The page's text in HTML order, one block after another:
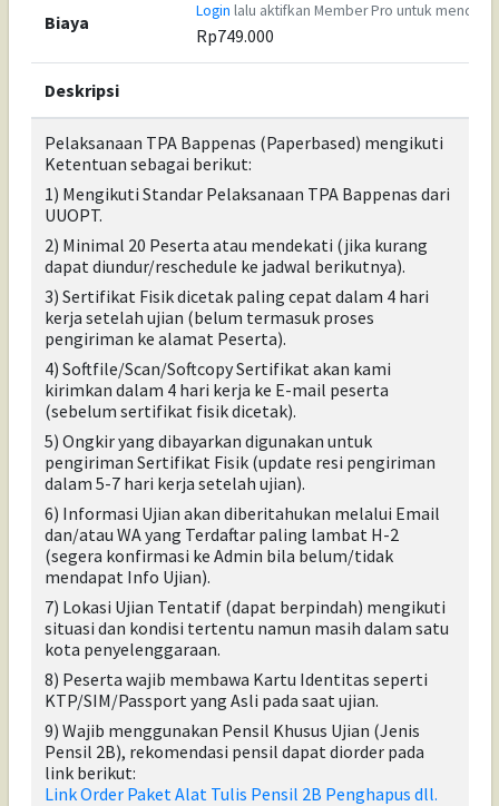
Biaya
Login lalu aktifkan Member Pro untuk
Rp749.000
Deskripsi
Pelaksanaan TPA Bappenas (Paperbased) mengikuti
Ketentuan sebagai berikut:
1) Mengikuti Standar Pelaksanaan TPA Bappenas dari
UUOPT.
2) Minimal 20 Peserta atau mendekati (jika kurang
dapat diundur/reschedule ke jadwal berikutnya).
3) Sertifikat Fisik dicetak paling cepat dalam 4 hari
kerja setelah ujian (belum termasuk proses
pengiriman ke alamat Peserta).
4) Softfile/Scan/Softcopy Sertifikat akan kami
kirimkan dalam 4 hari kerja ke E-mail peserta
(sebelum sertifikat fisik dicetak).
5) Ongkir yang dibayarkan digunakan untuk
pengiriman Sertifikat Fisik (update resi pengiriman
dalam 5-7 hari kerja setelah ujian).
6) Informasi Ujian akan diberitahukan melalui Email
dan/atau WA yang Terdaftar paling lambat H-2
(segera konfirmasi ke Admin bila belum/tidak
mendapat Info Ujian).
7) Lokasi Ujian Tentatif (dapat berpindah) mengikuti
situasi dan kondisi tertentu namun masih dalam satu
kota penyelenggaraan.
8) Peserta wajib membawa Kartu Identitas seperti
KTP/SIM/Passport yang Asli pada saat ujian.
9) Wajib menggunakan Pensil Khusus Ujian (Jenis
Pensil 2B), rekomendasi pensil dapat diorder pada
link berikut:
Link Order Paket Alat Tulis Pensil 2B Penghapus dll.